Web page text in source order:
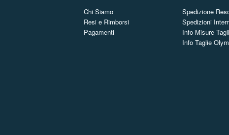
Chi Siamo
Resi e Rimborsi
Pagamenti
Spedizione
Spedizioni
Info Misure
Info Taglie